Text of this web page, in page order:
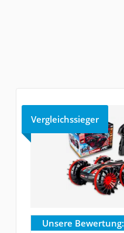
Vergleichssieger
Unsere Bewertung: